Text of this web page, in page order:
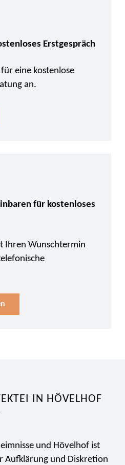
Erstgespräch
eine kostenlose
an.
für kostenloses
Ihren Wunschtermin
IN HÖVELHOF
und Hövelhof ist
Aufklärung und Diskretion